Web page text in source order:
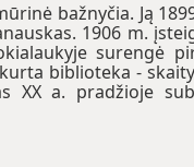
bažnyčia. Ją
1906 m.
surengė
biblioteka -
XX a. pradžioje